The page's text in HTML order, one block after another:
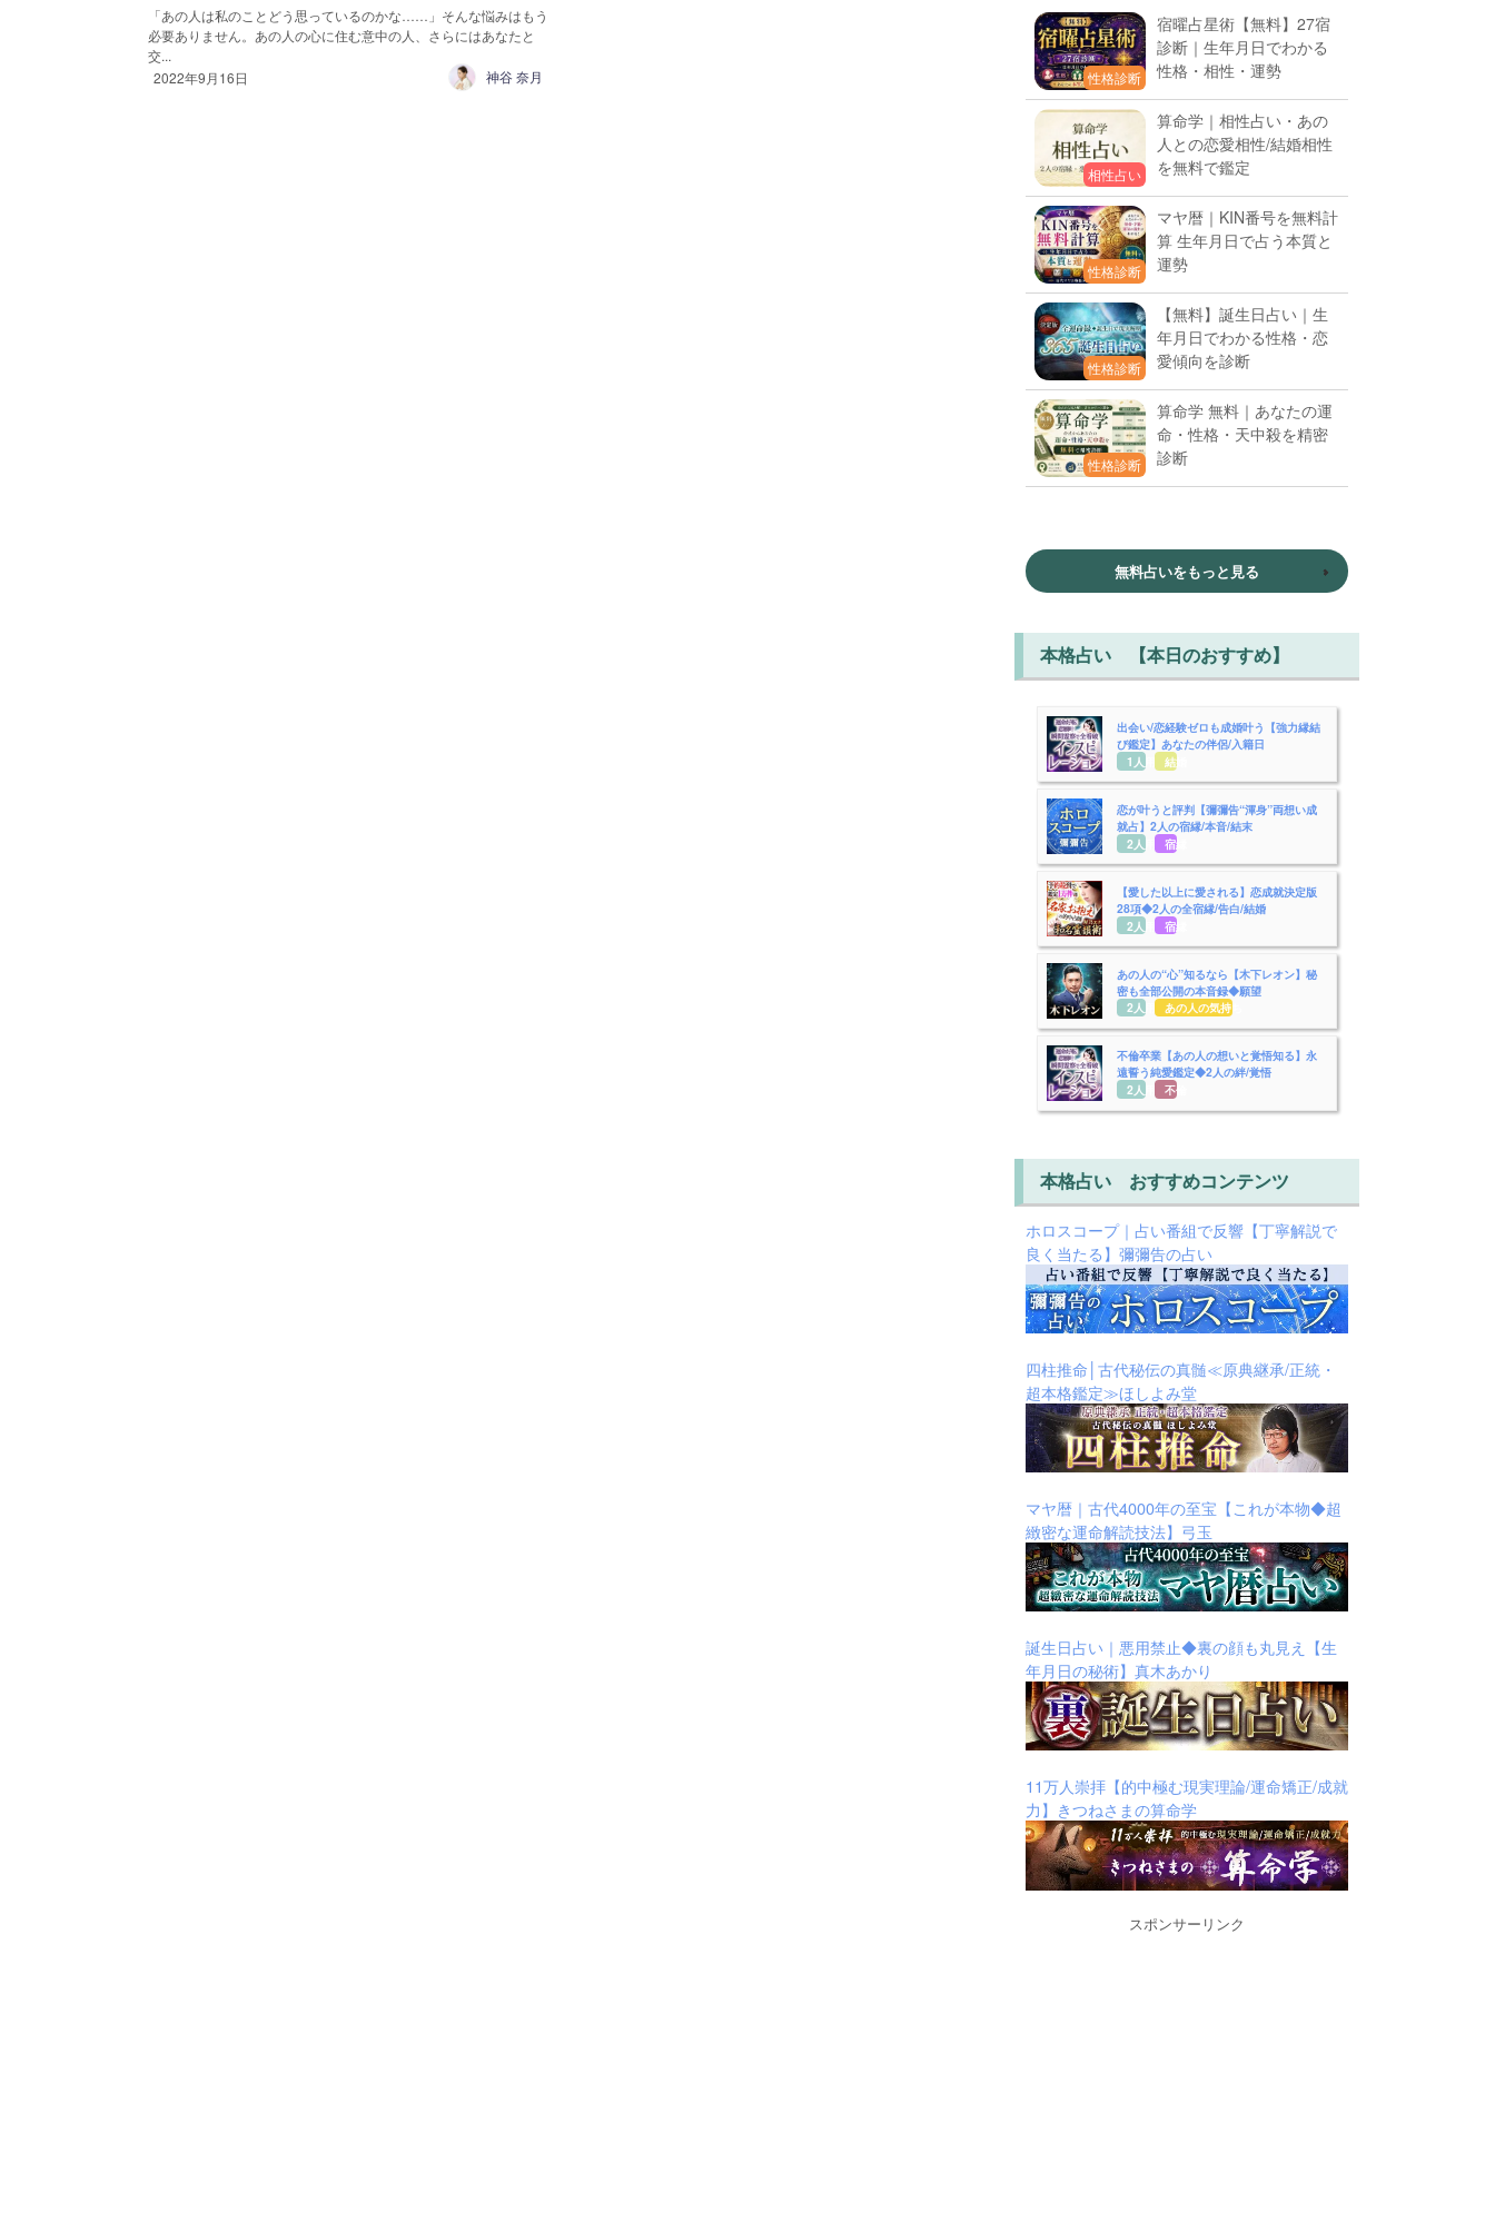
「あの人は私のことどう思っているのかな……」そんな悩みはもう
必要ありません。あの人の心に住む意中の人、さらにはあなたと
交...
2022年9月16日
神谷 奈月 性格診断
宿曜占星術【無料】27宿
診断｜生年月日でわかる
性格・相性・運勢
相性占い
算命学｜相性占い・あの
人との恋愛相性/結婚相性
を無料で鑑定
性格診断
マヤ暦｜KIN番号を無料計
算 生年月日で占う本質と
運勢
性格診断
【無料】誕生日占い｜生
年月日でわかる性格・恋
愛傾向を診断
性格診断
算命学 無料｜あなたの運
命・性格・天中殺を精密
診断
無料占いをもっと見る
本格占い 【本日のおすすめ】
出会い/恋経験ゼロも成婚叶う【強力縁結
び鑑定】あなたの伴侶/入籍日
1人用 結婚
恋が叶うと評判【彌彌告“渾身”両想い成
就占】2人の宿縁/本音/結末
2人用 宿縁
【愛した以上に愛される】恋成就決定版
28項◆2人の全宿縁/告白/結婚
2人用 宿縁
あの人の“心”知るなら【木下レオン】秘
密も全部公開の本音録◆願望
2人用 あの人の気持ち
不倫卒業【あの人の想いと覚悟知る】永
遠誓う純愛鑑定◆2人の絆/覚悟
2人用
不倫
本格占い おすすめコンテンツ
ホロスコープ｜占い番組で反響【丁寧解説で
良く当たる】彌彌告の占い
四柱推命│古代秘伝の真髄≪原典継承/正統・
超本格鑑定≫ほしよみ堂
マヤ暦｜古代4000年の至宝【これが本物◆超
緻密な運命解読技法】弓玉
誕生日占い｜悪用禁止◆裏の顔も丸見え【生
年月日の秘術】真木あかり
11万人崇拝【的中極む現実理論/運命矯正/成就
力】きつねさまの算命学
スポンサーリンク